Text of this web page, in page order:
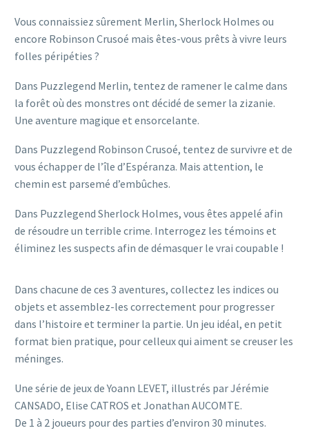
Vous connaissiez sûrement Merlin, Sherlock Holmes ou
encore Robinson Crusoé mais êtes-vous prêts à vivre leurs
folles péripéties ?
Dans Puzzlegend Merlin, tentez de ramener le calme dans
la forêt où des monstres ont décidé de semer la zizanie.
Une aventure magique et ensorcelante.
Dans Puzzlegend Robinson Crusoé, tentez de survivre et de
vous échapper de l’île d’Espéranza. Mais attention, le
chemin est parsemé d’embûches.
Dans Puzzlegend Sherlock Holmes, vous êtes appelé afin
de résoudre un terrible crime. Interrogez les témoins et
éliminez les suspects afin de démasquer le vrai coupable !
Dans chacune de ces 3 aventures, collectez les indices ou
objets et assemblez-les correctement pour progresser
dans l’histoire et terminer la partie. Un jeu idéal, en petit
format bien pratique, pour celleux qui aiment se creuser les
méninges.
Une série de jeux de Yoann LEVET, illustrés par Jérémie
CANSADO, Elise CATROS et Jonathan AUCOMTE.
De 1 à 2 joueurs pour des parties d’environ 30 minutes.